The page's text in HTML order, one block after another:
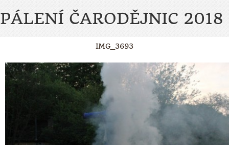
PÁLENÍ ČARODĚJNIC 2018
IMG_3693